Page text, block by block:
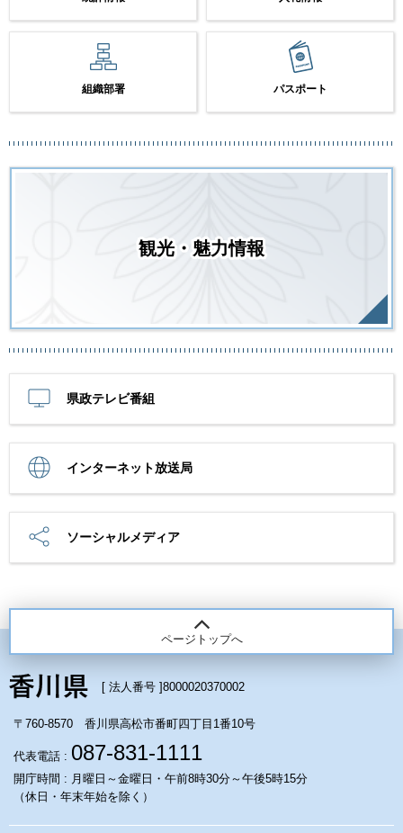
組織部署 パスポート
観光・魅力情報
県政テレビ番組
インターネット放送局
ソーシャルメディア
ページトップへ
[ 法人番号 ]8000020370002
〒760-8570 香川県高松市番町四丁目1番10号
代表電話 : 087-831-1111
開庁時間 : 月曜日～金曜日・午前8時30分～午後5時15分
（休日・年末年始を除く）